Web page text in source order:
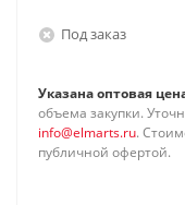
Под заказ
Указана оптовая
объема закупки.
info@elmarts.ru.
публичной офертой.